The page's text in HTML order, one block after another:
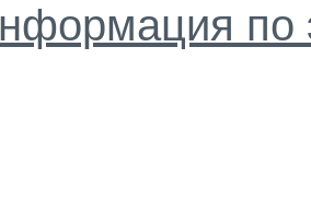
по